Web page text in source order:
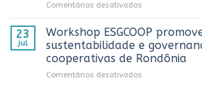
Caminhoneiro
promovida
pela
Cooperativa
Comentários desativados
OCB/RO
recebe
representantes
do
23
jul
Workshop ESGCOOP
sustentabilidade e
cooperativas de Rondônia
Comentários desativados